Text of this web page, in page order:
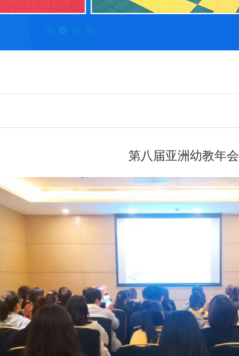
第八届亚洲幼教年会